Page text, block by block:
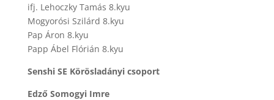
ifj. Lehoczky Tamás 8.kyu
Mogyorósi Szilárd 8.kyu
Pap Áron 8.kyu
Papp Ábel Flórián 8.kyu
Senshi SE Körösladányi csoport
Edző Somogyi Imre